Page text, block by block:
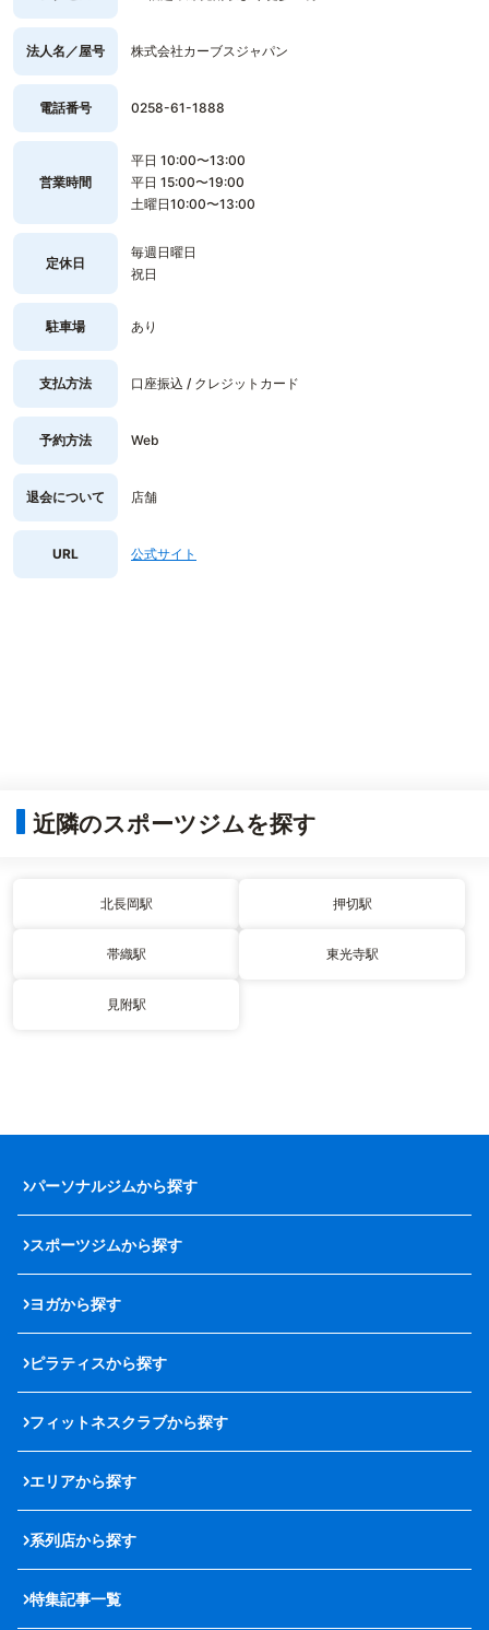
法人名／屋号 株式会社カーブスジャパン
電話番号 0258-61-1888
営業時間
平日 10:00〜13:00
平日 15:00〜19:00
土曜日10:00〜13:00
定休日
毎週日曜日
祝日
駐車場 あり
支払方法 口座振込 / クレジットカード
予約方法 Web
退会について 店舗
URL 公式サイト
近隣のスポーツジムを探す
北長岡駅 押切駅
帯織駅 東光寺駅
見附駅
パーソナルジムから探す
スポーツジムから探す
ヨガから探す
ピラティスから探す
フィットネスクラブから探す
エリアから探す
系列店から探す
特集記事一覧